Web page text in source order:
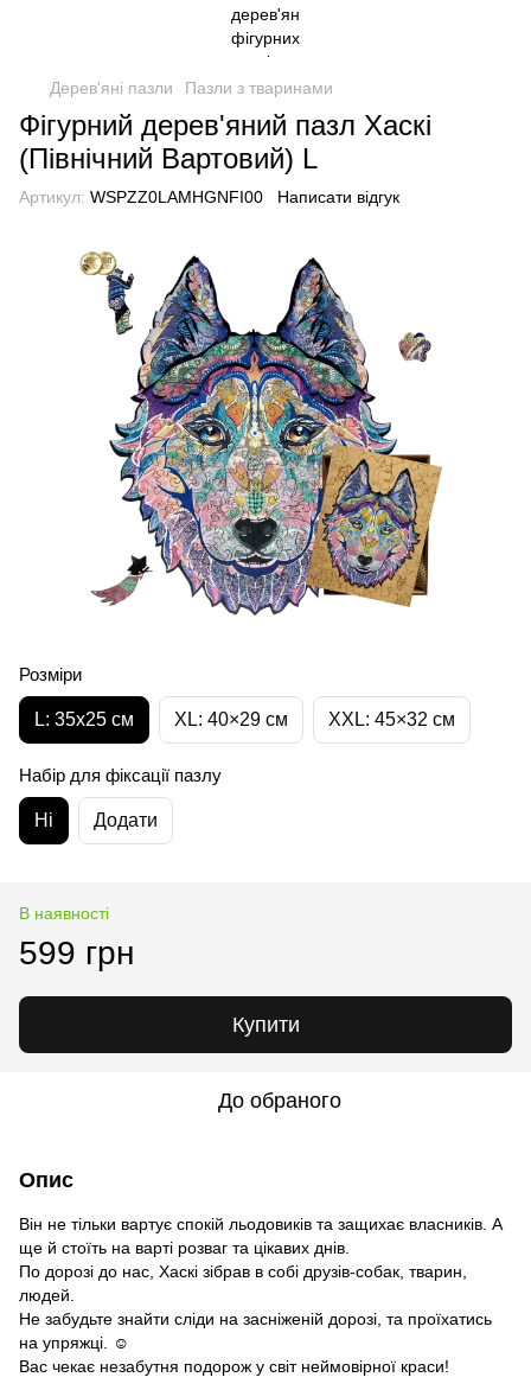
Дерев'яні пазли Пазли з тваринами
Фігурний дерев'яний пазл Хаскі
(Північний Вартовий) L
Артикул: WSPZZ0LAMHGNFI00 Написати відгук
Розміри
L: 35х25 см XL: 40×29 см XXL: 45×32 cм
Набір для фіксації пазлу
Ні Додати
В наявності
599 грн
Купити
До обраного
Опис
Він не тільки вартує спокій льодовиків та защихає власників. А
ще й стоїть на варті розваг та цікавих днів.
По дорозі до нас, Хаскі зібрав в собі друзів-собак, тварин,
людей.
Не забудьте знайти сліди на засніженій дорозі, та проїхатись
на упряжці. ☺️
Вас чекає незабутня подорож у світ неймовірної краси!